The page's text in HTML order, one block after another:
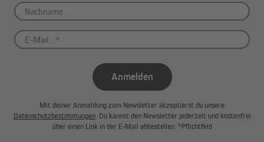
Anmelden
Mit deiner Anmeldung zum Newsletter akzeptierst du unsere
Datenschutzbestimmungen. Du kannst den Newsletter jederzeit und kostenfrei
über einen Link in der E-Mail abbestellen. *Pflichtfeld